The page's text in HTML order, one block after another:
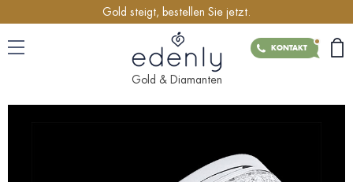
Gold steigt, bestellen Sie jetzt.
KONTAKT
Gold & Diamanten